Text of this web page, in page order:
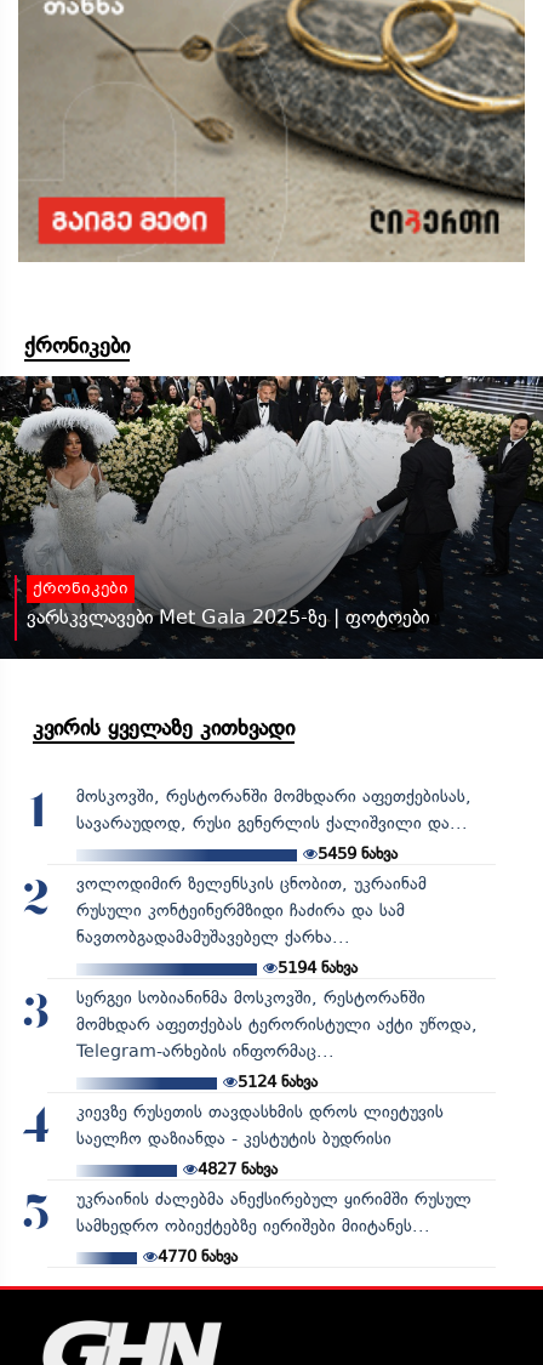
ქრონიკები
ქრონიკები
ვარსკვლავები Met Gala 2025-ზე | ფოტოები
კვირის ყველაზე კითხვადი
1
მოსკოვში, რესტორანში მომხდარი აფეთქებისას,
სავარაუდოდ, რუსი გენერლის ქალიშვილი და...
5459 ნახვა
2
ვოლოდიმირ ზელენსკის ცნობით, უკრაინამ
რუსული კონტეინერმზიდი ჩაძირა და სამ
ნავთობგადამამუშავებელ ქარხა...
5194ნახვა
3
სერგეი სობიანინმა მოსკოვში, რესტორანში
მომხდარ აფეთქებას ტერორისტული აქტი უწოდა,
Telegram-არხების ინფორმაც...
5124ნახვა
4
კიევზე რუსეთის თავდასხმის დროს ლიეტუვის
საელჩო დაზიანდა - კესტუტის ბუდრისი
4827ნახვა
5
უკრაინის ძალებმა ანექსირებულ ყირიმში რუსულ
სამხედრო ობიექტებზე იერიშები მიიტანეს...
4770ნახვა